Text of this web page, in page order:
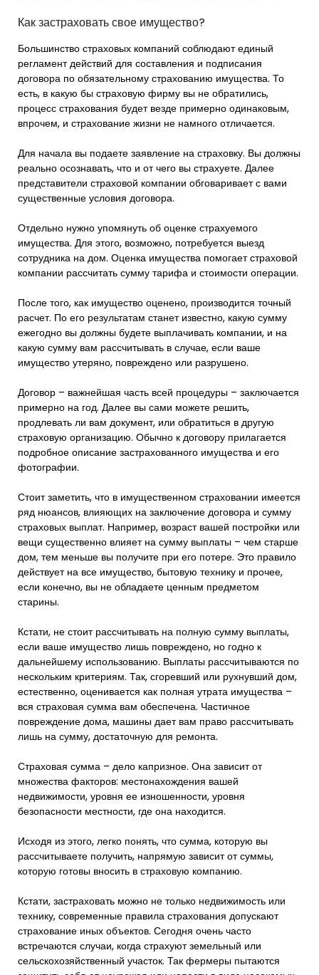
Как застраховать свое имущество?
Большинство страховых компаний соблюдают единый
регламент действий для составления и подписания
договора по обязательному страхованию имущества. То
есть, в какую бы страховую фирму вы не обратились,
процесс страхования будет везде примерно одинаковым,
впрочем, и страхование жизни не намного отличается.
Для начала вы подаете заявление на страховку. Вы должны
реально осознавать, что и от чего вы страхуете. Далее
представители страховой компании обговаривает с вами
существенные условия договора.
Отдельно нужно упомянуть об оценке страхуемого
имущества. Для этого, возможно, потребуется выезд
сотрудника на дом. Оценка имущества помогает страховой
компании рассчитать сумму тарифа и стоимости операции.
После того, как имущество оценено, производится точный
расчет. По его результатам станет известно, какую сумму
ежегодно вы должны будете выплачивать компании, и на
какую сумму вам рассчитывать в случае, если ваше
имущество утеряно, повреждено или разрушено.
Договор – важнейшая часть всей процедуры – заключается
примерно на год. Далее вы сами можете решить,
продлевать ли вам документ, или обратиться в другую
страховую организацию. Обычно к договору прилагается
подробное описание застрахованного имущества и его
фотографии.
Стоит заметить, что в имущественном страховании имеется
ряд нюансов, влияющих на заключение договора и сумму
страховых выплат. Например, возраст вашей постройки или
вещи существенно влияет на сумму выплаты – чем старше
дом, тем меньше вы получите при его потере. Это правило
действует на все имущество, бытовую технику и прочее,
если конечно, вы не обладаете ценным предметом
старины.
Кстати, не стоит рассчитывать на полную сумму выплаты,
если ваше имущество лишь повреждено, но годно к
дальнейшему использованию. Выплаты рассчитываются по
нескольким критериям. Так, сгоревший или рухнувший дом,
естественно, оценивается как полная утрата имущества –
вся страховая сумма вам обеспечена. Частичное
повреждение дома, машины дает вам право рассчитывать
лишь на сумму, достаточную для ремонта.
Страховая сумма – дело капризное. Она зависит от
множества факторов: местонахождения вашей
недвижимости, уровня ее изношенности, уровня
безопасности местности, где она находится.
Исходя из этого, легко понять, что сумма, которую вы
рассчитываете получить, напрямую зависит от суммы,
которую готовы вносить в страховую компанию.
Кстати, застраховать можно не только недвижимость или
технику, современные правила страхования допускают
страхование иных объектов. Сегодня очень часто
встречаются случаи, когда страхуют земельный или
сельскохозяйственный участок. Так фермеры пытаются